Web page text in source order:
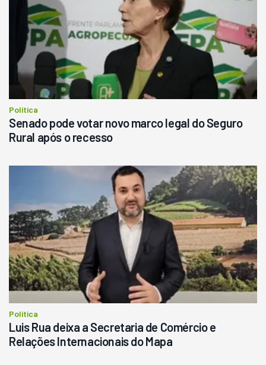
R$ 145.000
Consultar
Política
Senado pode votar novo marco legal do Seguro
Rural após o recesso
Política
Luis Rua deixa a Secretaria de Comércio e
Relações Internacionais do Mapa